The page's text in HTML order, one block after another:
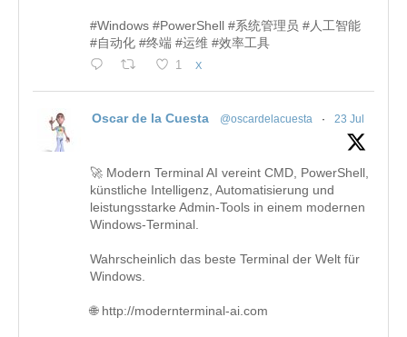
#Windows #PowerShell #系统管理员 #人工智能
#自动化 #终端 #运维 #效率工具
1 X
Oscar de la Cuesta @oscardelacuesta · 23 Jul
🚀 Modern Terminal AI vereint CMD, PowerShell,
künstliche Intelligenz, Automatisierung und
leistungsstarke Admin-Tools in einem modernen
Windows-Terminal.
Wahrscheinlich das beste Terminal der Welt für
Windows.
🌐 http://modernterminal-ai.com